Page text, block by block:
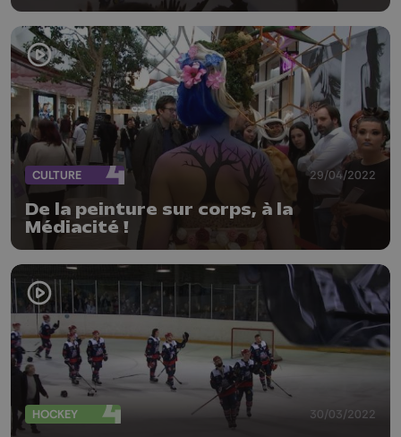
CULTURE 29/04/2022
De la peinture sur corps, à la
Médiacité !
HOCKEY 30/03/2022